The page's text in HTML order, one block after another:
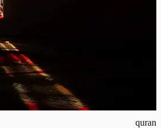
quran